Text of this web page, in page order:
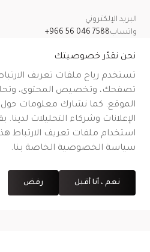
البريد الإلكتروني
واتساب+966 56 046 7588
سياسة الإرجاع والاسترداد والإلغاء
CR No.| VAT No.
رقم شهادة التوثيق على منصة معروف
نحن نقدّر خصوصيتك
تستخدم رياح ملفات تعريف
تصفحك، وتخصيص المحتوى،
الموقع. كما نشارك معلومات
الإعلانات وشركاء التحليلات
استخدام ملفات تعريف الارتباط
سياسة الخصوصية الخاصة بنا.
نعم ، أنا أقبل رفض